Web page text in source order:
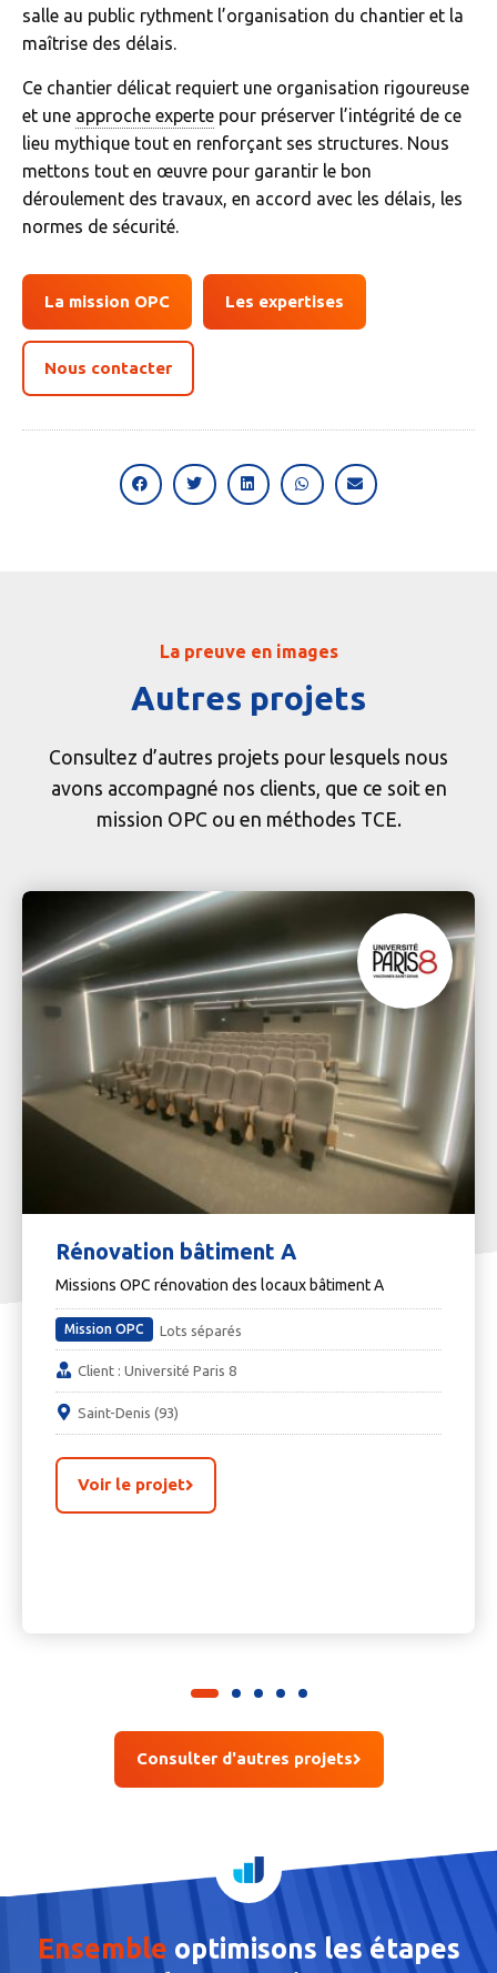
salle au public rythment l’organisation du chantier et la
maîtrise des délais.
Ce chantier délicat requiert une organisation rigoureuse
et une approche experte pour préserver l’intégrité de ce
lieu mythique tout en renforçant ses structures. Nous
mettons tout en œuvre pour garantir le bon
déroulement des travaux, en accord avec les délais, les
normes de sécurité.
La mission OPC Les expertises
Nous contacter
La preuve en images
Autres projets
Consultez d’autres projets pour lesquels nous
avons accompagné nos clients, que ce soit en
mission OPC ou en méthodes TCE.
Rénovation bâtiment A
Missions OPC rénovation des locaux bâtiment A
Mission OPC Lots séparés
Client : Université Paris 8
Saint-Denis (93)
Voir le projet
Consulter d'autres projets
Ensemble optimisons les étapes